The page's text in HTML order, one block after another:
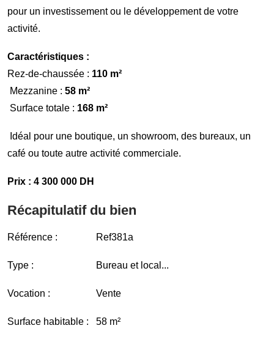
pour un investissement ou le développement de votre
activité.
Caractéristiques :
Rez-de-chaussée : 110 m²
Mezzanine : 58 m²
Surface totale : 168 m²
Idéal pour une boutique, un showroom, des bureaux, un
café ou toute autre activité commerciale.
Prix : 4 300 000 DH
Récapitulatif du bien
Référence :
Type :
Vocation :
Surface habitable :
Ref381a
Bureau et local...
Vente
58 m²